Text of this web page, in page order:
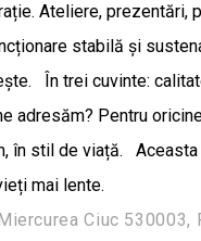
Ateliere, prezentări,
stabilă și
În trei cuvinte:
adresăm? Pentru
în stil de viață.
mai lente.
Ciuc 530003,